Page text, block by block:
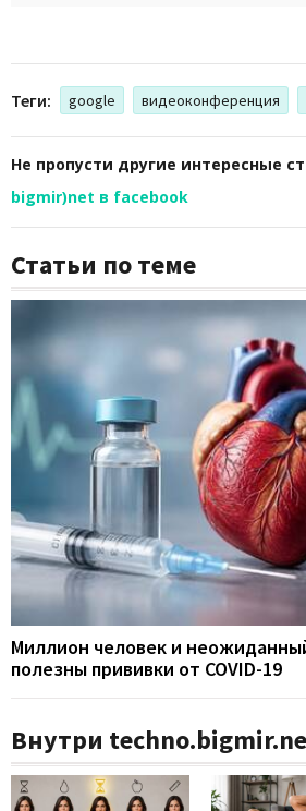
Теги: google видеоконференция
Не пропусти другие интересные
bigmir)net в facebook
Статьи по теме
Миллион человек и
полезны прививки от COVID-19
Внутри